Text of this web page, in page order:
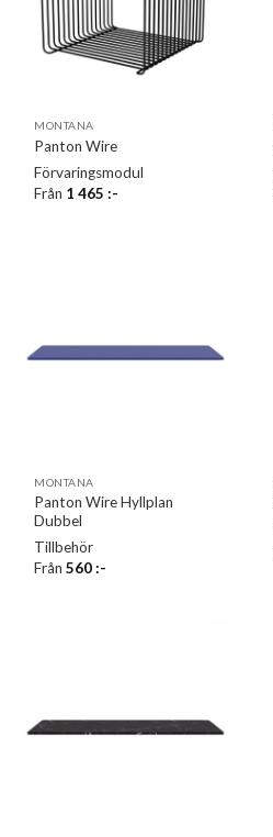
MONTANA
Panton Wire
Förvaringsmodul
Från 1 465:-
MONTANA
Panton Wire Hyllplan
Dubbel
Tillbehör
Från560:-